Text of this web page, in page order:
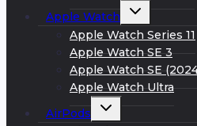
Apple Watch
Развернуть
меню
Apple Watch Series 11
Apple Watch SE 3
Apple Watch SE
Apple Watch Ultra
AirPods
Развернуть